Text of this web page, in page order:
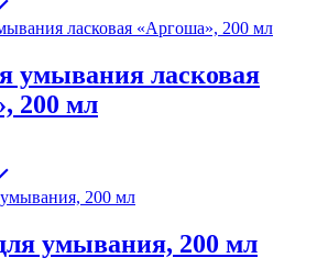
умывания ласковая
200 мл
умывания, 200 мл